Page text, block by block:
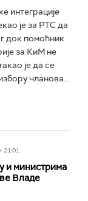
интеграције
је за РТС да
док помоћник
за КиМ не
је да се
чланова...
21:01
и министрима
Владе